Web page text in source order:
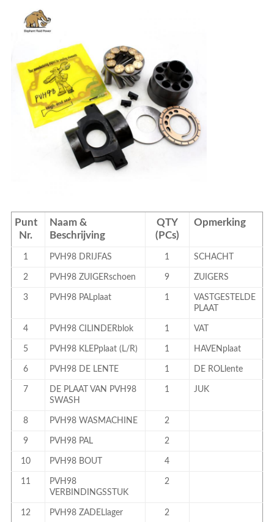
Punt
Nr.
Naam &
Beschrijving
QTY
(PCs)
Opmerking
1 PVH98 DRIJFAS 1 SCHACHT
2 PVH98 ZUIGERschoen 9 ZUIGERS
3 PVH98 PALplaat 1
VASTGESTELDE
PLAAT
4 PVH98 CILINDERblok 1 VAT
5 PVH98 KLEPplaat (L/R) 1 HAVENplaat
6 PVH98 DE LENTE 1 DE ROLlente
7
DE PLAAT VAN PVH98
SWASH
1 JUK
8 PVH98 WASMACHINE 2
9 PVH98 PAL 2
10 PVH98 BOUT 4
11
PVH98
VERBINDINGSSTUK
2
12 PVH98 ZADELlager 2